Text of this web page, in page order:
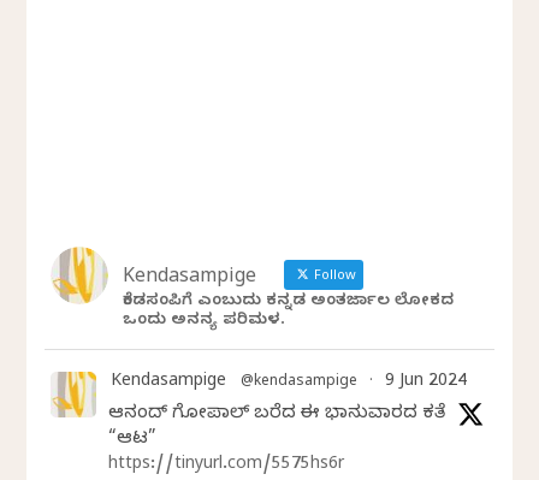
Kendasampige Follow
ಕೆಂಡಸಂಪಿಗೆ ಎಂಬುದು ಕನ್ನಡ ಅಂತರ್ಜಾಲ ಲೋಕದ
ಒಂದು ಅನನ್ಯ ಪರಿಮಳ.
Kendasampige @kendasampige · 9 Jun 2024
ಆನಂದ್‌ ಗೋಪಾಲ್‌ ಬರೆದ ಈ ಭಾನುವಾರದ ಕತೆ
“ಆಟ”
https://tinyurl.com/5575hs6r